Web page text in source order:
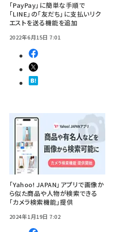
「PayPay」に簡単な手順で
「LINE」の「友だち」に支払いリク
エストを送る機能を追加
2022年6月15日 7:01
「Yahoo! JAPAN」アプリで画像か
ら似た商品や人物が検索できる
「カメラ検索機能」提供
2024年1月19日 7:02